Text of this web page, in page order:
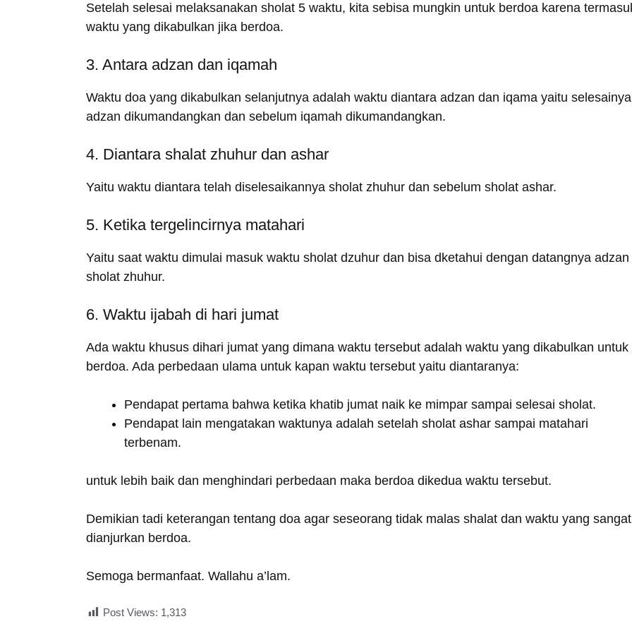
Setelah selesai melaksanakan sholat 5 waktu, kita sebisa mungkin untuk berdoa karena
waktu yang dikabulkan jika berdoa.
3. Antara adzan dan iqamah
Waktu doa yang dikabulkan selanjutnya adalah waktu diantara adzan dan iqama yaitu selesainya
adzan dikumandangkan dan sebelum iqamah dikumandangkan.
4. Diantara shalat zhuhur dan ashar
Yaitu waktu diantara telah diselesaikannya sholat zhuhur dan sebelum sholat ashar.
5. Ketika tergelincirnya matahari
Yaitu saat waktu dimulai masuk waktu sholat dzuhur dan bisa dketahui dengan datangnya adzan
sholat zhuhur.
6. Waktu ijabah di hari jumat
Ada waktu khusus dihari jumat yang dimana waktu tersebut adalah waktu yang dikabulkan untuk
berdoa. Ada perbedaan ulama untuk kapan waktu tersebut yaitu diantaranya:
Pendapat pertama bahwa ketika khatib jumat naik ke mimpar sampai selesai sholat.
Pendapat lain mengatakan waktunya adalah setelah sholat ashar sampai matahari
terbenam.
untuk lebih baik dan menghindari perbedaan maka berdoa dikedua waktu tersebut.
Demikian tadi keterangan tentang doa agar seseorang tidak malas shalat dan waktu yang sangat
dianjurkan berdoa.
Semoga bermanfaat. Wallahu a’lam.
Post Views: 1,313